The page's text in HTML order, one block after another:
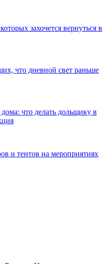
захочется вернуться в
что дневной свет раньше
что делать дольщику в
и тентов на мероприятиях